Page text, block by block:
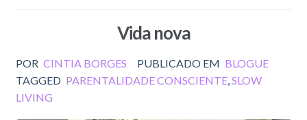
Vida nova
POR CINTIA BORGES PUBLICADO EM BLOGUE
TAGGED PARENTALIDADE CONSCIENTE,SLOW
LIVING